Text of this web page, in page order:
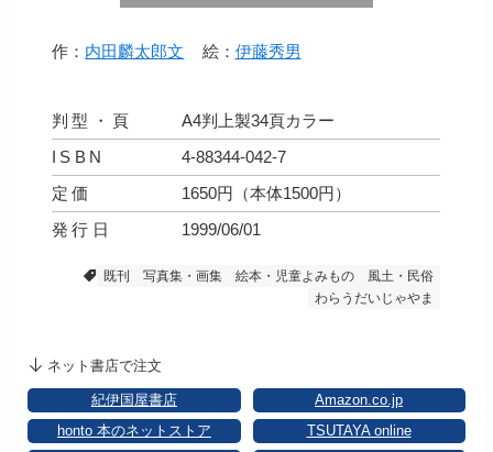
作： 内田麟太郎文 絵： 伊藤秀男
判型・頁
A4判上製34頁カラー
ISBN
4-88344-042-7
定価
1650円（本体1500円）
発行日
1999/06/01
既刊 写真集・画集 絵本・児童よみもの
風土・民俗
わらうだいじゃやま
ネット書店で注文
紀伊国屋書店
Amazon.co.jp
honto 本のネットストア
TSUTAYA online